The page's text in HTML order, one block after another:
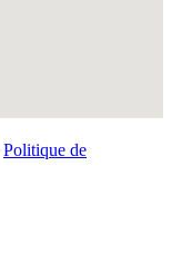
Politique de